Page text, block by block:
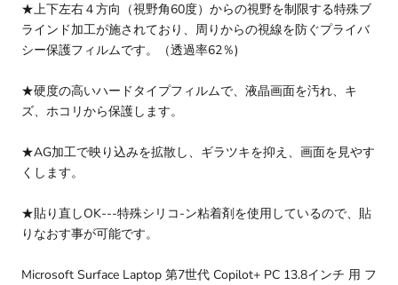
★上下左右４方向（視野角60度）からの視野を制限する特殊ブ
ラインド加工が施されており、周りからの視線を防ぐプライバ
シー保護フィルムです。（透過率62％)
★硬度の高いハードタイプフィルムで、液晶画面を汚れ、キ
ズ、ホコリから保護します。
★AG加工で映り込みを拡散し、ギラツキを抑え、画面を見やす
くします。
★貼り直しOK---特殊シリコ-ン粘着剤を使用しているので、貼
りなおす事が可能です。
Microsoft Surface Laptop 第7世代 Copilot+ PC 13.8インチ 用 フ